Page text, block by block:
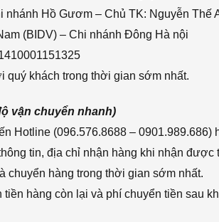
nhánh Hồ Gươm – Chủ TK: Nguyễn Thế
(BIDV) – Chi nhánh Đông Hà nội
quý khách trong thời gian sớm nhất.
vận chuyển nhanh)
Hotline (096.576.8688 – 0901.989.686)
tin, địa chỉ nhận hàng khi nhận
chuyển hàng trong thời gian sớm nhất.
hàng còn lại và phí chuyển tiền sau